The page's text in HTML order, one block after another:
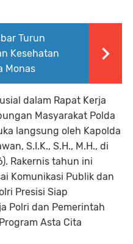
Turun
Kesehatan
Monas
dalam Rapat Kerja
Masyarakat Polda
langsung oleh Kapolda
S.I.K., S.H., M.H., di
Rakernis tahun ini
Komunikasi Publik dan
Presisi Siap
Polri dan Pemerintah
Asta Cita